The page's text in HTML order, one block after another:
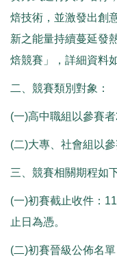
焙技術，並激發出創
新之能量持續蔓延發
焙競賽」，詳細資料
二、競賽類別對象：
(一)高中職組以參賽者
(二)大專、社會組以參
三、競賽相關期程如
(一)初賽截止收件：
止日為憑。
(二)初賽晉級公佈名